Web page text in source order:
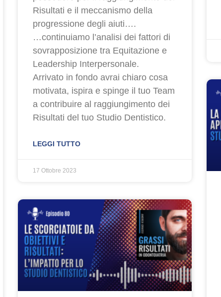
Risultati e il meccanismo della
progressione degli aiuti….
…continuiamo l’analisi dei fattori di
sovrapposizione tra Equitazione e
Leadership Interpersonale.
Arrivato in fondo avrai chiaro cosa
motivata, ispira e spinge il tuo Team
a contribuire al raggiungimento dei
Risultati del tuo Studio Dentistico.
LEGGI TUTTO
17 Ottobre 2023